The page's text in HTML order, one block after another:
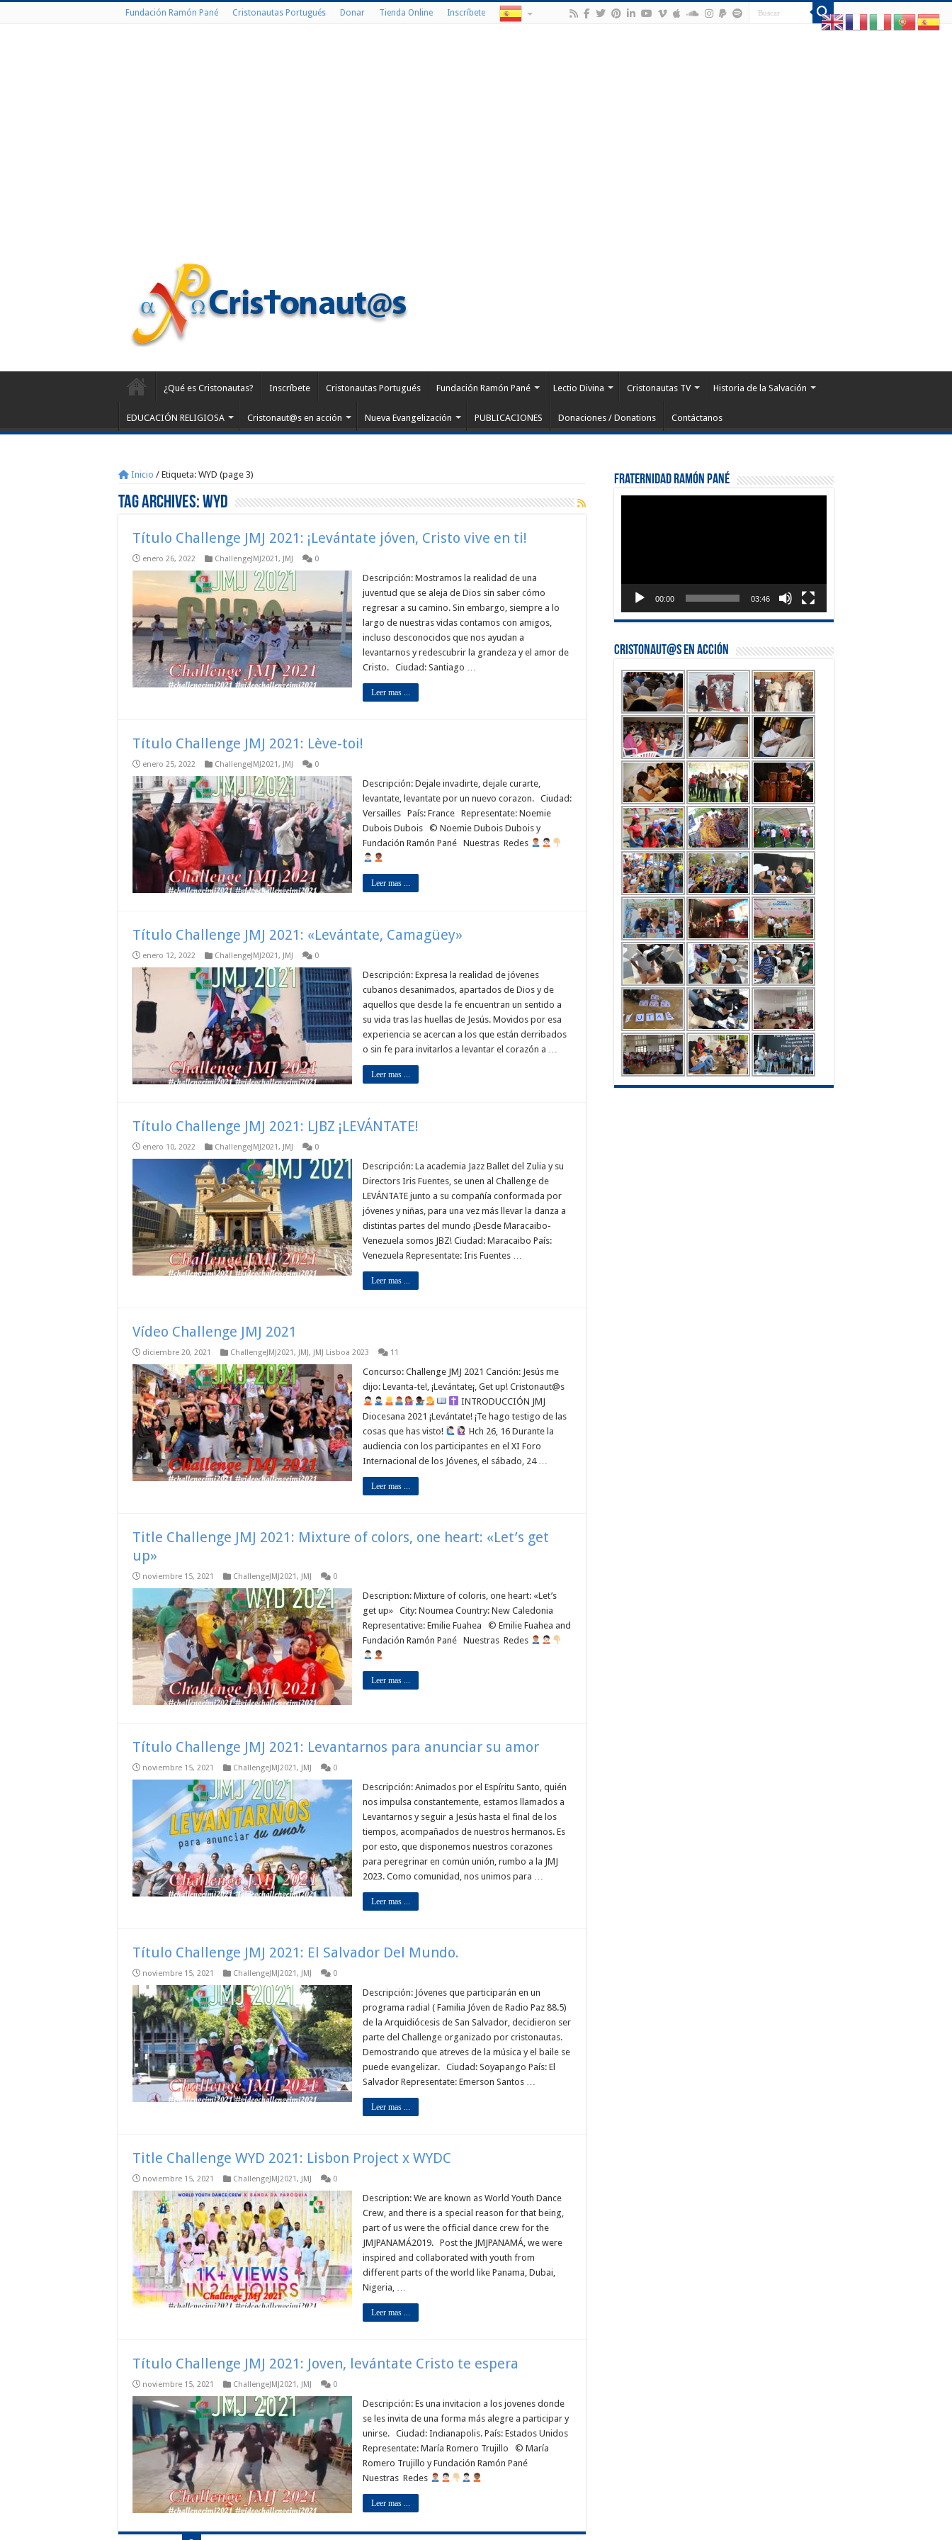
Fundación Ramón Pané Cristonautas Portugués Donar Tienda Online Inscríbete
¿Qué es Cristonautas? Inscríbete Cristonautas Portugués Fundación Ramón Pané Lectio Divina Cristonautas TV Historia de la Salvación
EDUCACIÓN RELIGIOSA Cristonaut@s en acción Nueva Evangelización PUBLICACIONES Donaciones / Donations Contáctanos
Inicio / Etiqueta: WYD (page 3)
Tag Archives:WYD
Título Challenge JMJ 2021: ¡Levántate jóven, Cristo vive en ti!
enero 26, 2022 ChallengeJMJ2021, JMJ 0
Descripción: Mostramos la realidad de una
juventud que se aleja de Dios sin saber cómo
regresar a su camino. Sin embargo, siempre a lo
largo de nuestras vidas contamos con amigos,
incluso desconocidos que nos ayudan a
levantarnos y redescubrir la grandeza y el amor de
Cristo. Ciudad: Santiago …
Leer mas ...
Título Challenge JMJ 2021: Lève-toi!
enero 25, 2022 ChallengeJMJ2021, JMJ 0
Descripción: Dejale invadirte, dejale curarte,
levantate, levantate por un nuevo corazon. Ciudad:
Versailles País: France Representate: Noemie
Dubois Dubois © Noemie Dubois Dubois y
Fundación Ramón Pané Nuestras Redes
Leer mas ...
Título Challenge JMJ 2021: «Levántate, Camagüey»
enero 12, 2022 ChallengeJMJ2021, JMJ 0
Descripción: Expresa la realidad de jóvenes
cubanos desanimados, apartados de Dios y de
aquellos que desde la fe encuentran un sentido a
su vida tras las huellas de Jesús. Movidos por esa
experiencia se acercan a los que están derribados
o sin fe para invitarlos a levantar el corazón a …
Leer mas ...
Título Challenge JMJ 2021: LJBZ ¡LEVÁNTATE!
enero 10, 2022 ChallengeJMJ2021, JMJ 0
Descripción: La academia Jazz Ballet del Zulia y su
Directors Iris Fuentes, se unen al Challenge de
LEVÁNTATE junto a su compañía conformada por
jóvenes y niñas, para una vez más llevar la danza a
distintas partes del mundo ¡Desde Maracaibo-
Venezuela somos JBZ! Ciudad: Maracaibo País:
Venezuela Representate: Iris Fuentes …
Leer mas ...
Vídeo Challenge JMJ 2021
diciembre 20, 2021 ChallengeJMJ2021, JMJ, JMJ Lisboa 2023 11
Concurso: Challenge JMJ 2021 Canción: Jesús me
dijo: Levanta-te!, ¡Levántate¡, Get up! Cristonaut@s
INTRODUCCIÓN JMJ
Diocesana 2021 ¡Levántate! ¡Te hago testigo de las
cosas que has visto!
Hch 26, 16 Durante la
audiencia con los participantes en el XI Foro
Internacional de los Jóvenes, el sábado, 24 …
Leer mas ...
Title Challenge JMJ 2021: Mixture of colors, one heart: «Let’s get
up»
noviembre 15, 2021 ChallengeJMJ2021, JMJ 0
Description: Mixture of coloris, one heart: «Let’s
get up» City: Noumea Country: New Caledonia
Representative: Emilie Fuahea © Emilie Fuahea and
Fundación Ramón Pané Nuestras Redes
Leer mas ...
Título Challenge JMJ 2021: Levantarnos para anunciar su amor
noviembre 15, 2021 ChallengeJMJ2021, JMJ 0
Descripción: Animados por el Espíritu Santo, quién
nos impulsa constantemente, estamos llamados a
Levantarnos y seguir a Jesús hasta el final de los
tiempos, acompañados de nuestros hermanos. Es
por esto, que disponemos nuestros corazones
para peregrinar en común unión, rumbo a la JMJ
2023. Como comunidad, nos unimos para …
Leer mas ...
Título Challenge JMJ 2021: El Salvador Del Mundo.
noviembre 15, 2021 ChallengeJMJ2021, JMJ 0
Descripción: Jóvenes que participarán en un
programa radial ( Familia Jóven de Radio Paz 88.5)
de la Arquidiócesis de San Salvador, decidieron ser
parte del Challenge organizado por cristonautas.
Demostrando que atreves de la música y el baile se
puede evangelizar. Ciudad: Soyapango País: El
Salvador Representate: Emerson Santos …
Leer mas ...
Title Challenge WYD 2021: Lisbon Project x WYDC
noviembre 15, 2021 ChallengeJMJ2021, JMJ 0
Description: We are known as World Youth Dance
Crew, and there is a special reason for that being,
part of us were the official dance crew for the
JMJPANAMÁ2019. Post the JMJPANAMÁ, we were
inspired and collaborated with youth from
different parts of the world like Panama, Dubai,
Nigeria, …
Leer mas ...
Título Challenge JMJ 2021: Joven, levántate Cristo te espera
noviembre 15, 2021 ChallengeJMJ2021, JMJ 0
Descripción: Es una invitacion a los jovenes donde
se les invita de una forma más alegre a participar y
unirse. Ciudad: Indianapolis. País: Estados Unidos
Representate: María Romero Trujillo © María
Romero Trujillo y Fundación Ramón Pané
Nuestras Redes
Leer mas ...
Fraternidad Ramón Pané
00:00 03:46
Cristonaut@s en Acción